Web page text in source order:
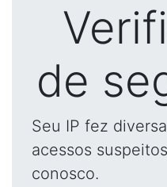
de
Seu IP fez
acessos
conosco.